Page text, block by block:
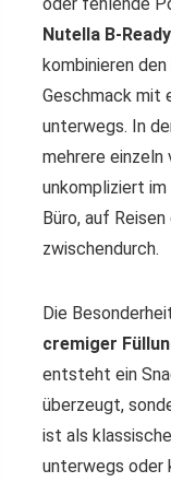
Nutella B-Ready
kombinieren
Geschmack mit
unterwegs. In
mehrere
unkompliziert
Büro, auf
zwischendurch.
Die
cremiger
entsteht ein
überzeugt,
ist als
unterwegs oder